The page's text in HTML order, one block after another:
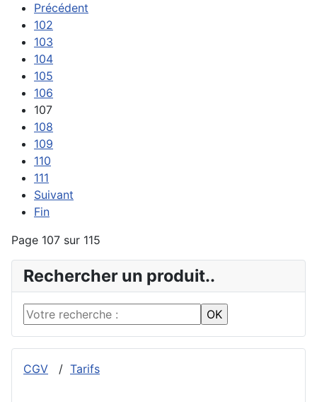
Rechercher un produit..
CGV / Tarifs
Précédent
102
103
104
105
106
107
108
109
110
111
Suivant
Fin
Page 107 sur 115